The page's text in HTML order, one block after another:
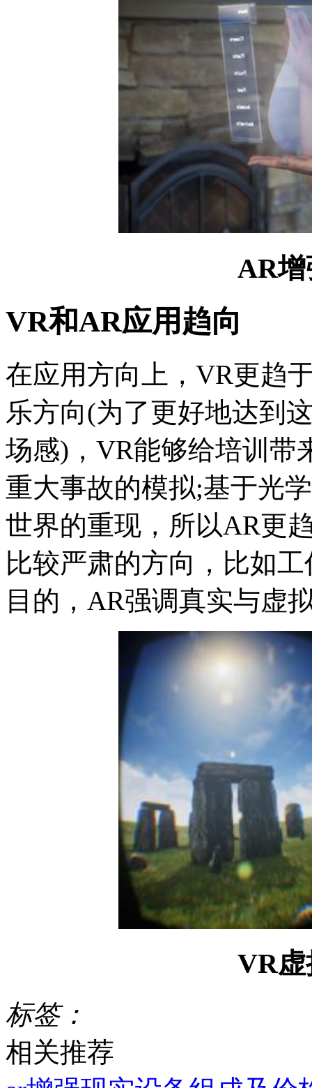
AR增
VR和AR应用趋向
在应用方向上，VR更趋
乐方向(为了更好地达到
场感)，VR能够给培训带
重大事故的模拟;基于光
世界的重现，所以AR更
比较严肃的方向，比如
目的，AR强调真实与虚
VR虚
标签：
相关推荐